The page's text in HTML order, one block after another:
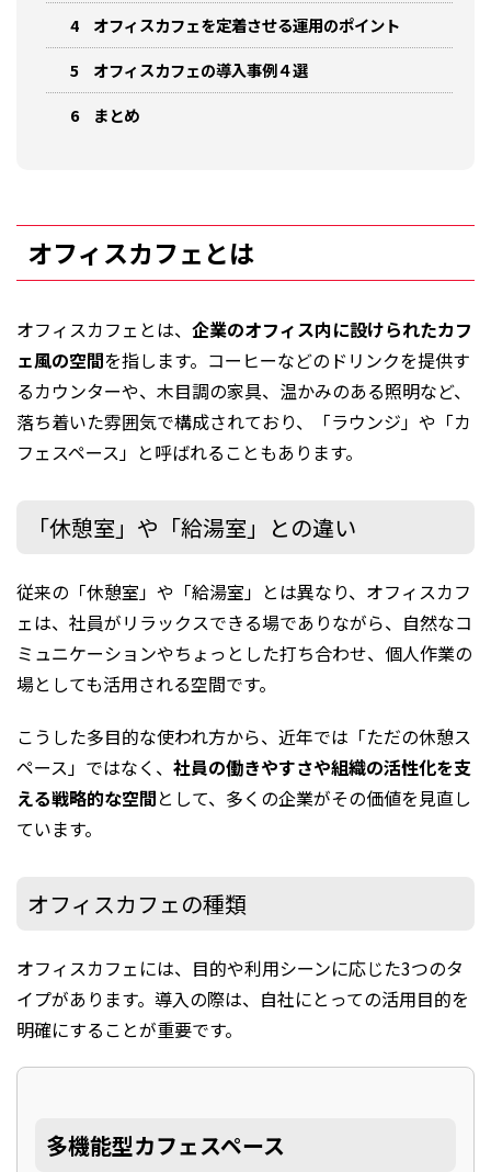
4
オフィスカフェを定着させる運用のポイント
5
オフィスカフェの導入事例４選
6
まとめ
オフィスカフェとは
オフィスカフェとは、 企業のオフィス内に設けられたカフ
ェ風の空間を指します。コーヒーなどのドリンクを提供す
るカウンターや、木目調の家具、温かみのある照明など、
落ち着いた雰囲気で構成されており、「ラウンジ」や「カ
フェスペース」と呼ばれることもあります。
「休憩室」や「給湯室」との違い
従来の「休憩室」や「給湯室」とは異なり、オフィスカフ
ェは、社員がリラックスできる場でありながら、自然なコ
ミュニケーションやちょっとした打ち合わせ、個人作業の
場としても活用される空間です。
こうした多目的な使われ方から、近年では「ただの休憩ス
ペース」ではなく、 社員の働きやすさや組織の活性化を支
える戦略的な空間として、多くの企業がその価値を見直し
ています。
オフィスカフェの種類
オフィスカフェには、目的や利用シーンに応じた3つのタ
イプがあります。導入の際は、自社にとっての活用目的を
明確にすることが重要です。
多機能型カフェスペース